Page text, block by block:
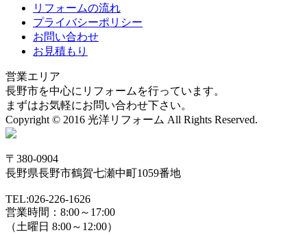
リフォームの流れ
プライバシーポリシー
お問い合わせ
お見積もり
営業エリア
長野市を中心にリフォームを行っています。
まずはお気軽にお問い合わせ下さい。
Copyright © 2016 光洋リフォーム All Rights Reserved.
〒380-0904
長野県長野市鶴賀七瀬中町1059番地
TEL:026-226-1626
営業時間：8:00～17:00
（土曜日 8:00～12:00）